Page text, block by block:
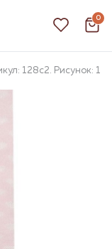
0
128с2. Рисунок: 1